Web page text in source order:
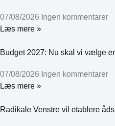
07/08/2026 Ingen kommentarer
Læs mere »
Budget 2027: Nu skal vi vælge
07/08/2026 Ingen kommentarer
Læs mere »
Radikale Venstre vil etablere